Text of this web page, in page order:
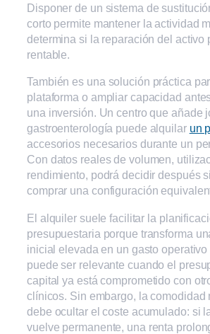
Disponer de un sistema de
corto permite mantener la actividad
determina si la reparación del activo
rentable.
También es una solución práctica
plataforma o ampliar capacidad
una inversión. Un centro que añade
gastroenterología puede alquilar un
accesorios necesarios durante un
Con datos reales de volumen,
rendimiento, podrá decidir después
comprar una configuración
El alquiler suele facilitar la
presupuestaria porque transforma
inicial elevada en un gasto
puede ser relevante cuando el
capital ya está comprometido con
clínicos. Sin embargo, la comodidad
debe ocultar el coste acumulado: si
vuelve permanente, una renta